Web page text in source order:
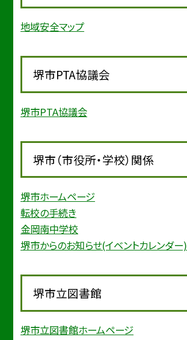
地域安全マップ
堺市PTA協議会
堺市PTA協議会
堺市（市役所・学校）関係
堺市ホームページ
転校の手続き
金岡南中学校
堺市からのお知らせ(イベントカレンダー)
堺市立図書館
堺市立図書館ホームページ